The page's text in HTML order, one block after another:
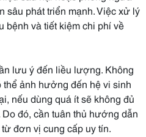
sâu phát triển mạnh. Việc xử lý
bệnh và tiết kiệm chi phí về
lưu ý đến liều lượng. Không
ảnh hưởng đến hệ vi sinh
nếu dùng quá ít sẽ không đủ
đó, cần tuân thủ hướng dẫn
đơn vị cung cấp uy tín.